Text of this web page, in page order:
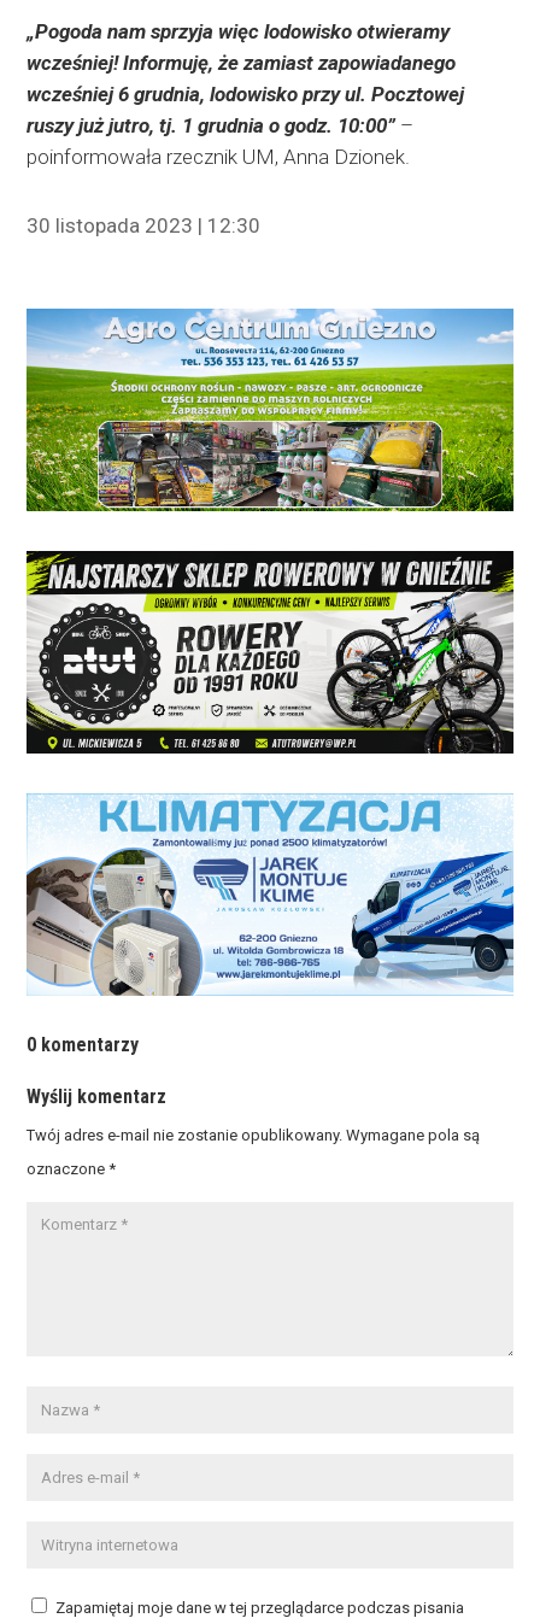
„Pogoda nam sprzyja więc lodowisko otwieramy
wcześniej! Informuję, że zamiast zapowiadanego
wcześniej 6 grudnia, lodowisko przy ul. Pocztowej
ruszy już jutro, tj. 1 grudnia o godz. 10:00”–
poinformowała rzecznik UM, Anna Dzionek.
30 listopada 2023 | 12:30
0 komentarzy
Wyślij komentarz
Twój adres e-mail nie zostanie opublikowany. Wymagane pola są
oznaczone*
Zapamiętaj moje dane w tej przeglądarce podczas pisania